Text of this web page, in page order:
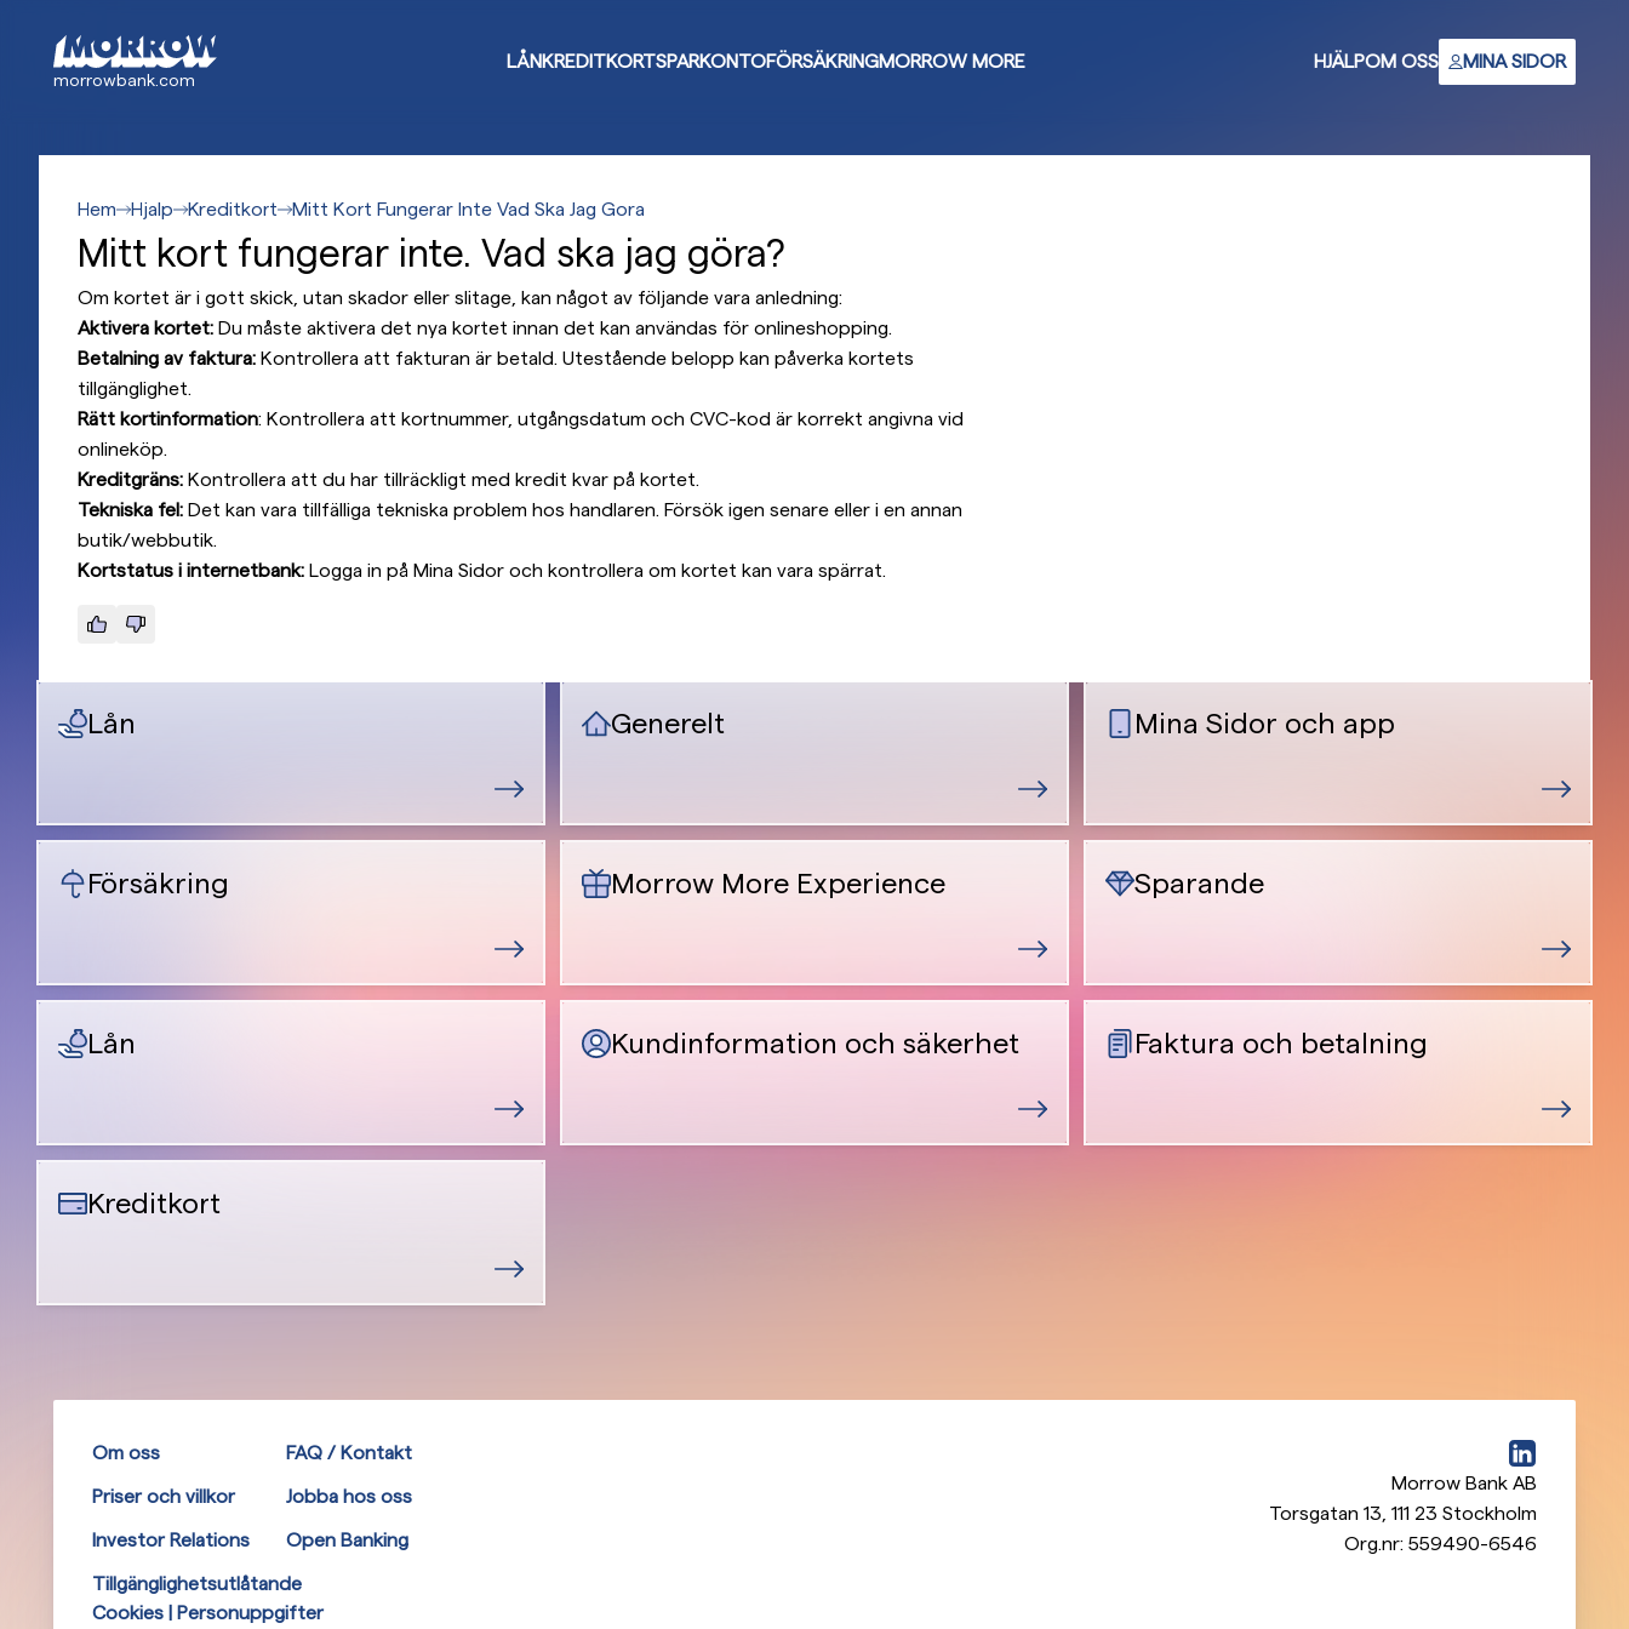
huvudinnehåll
morrowbank.com
LÅNKREDITKORTSPARKONTOFÖRSÄKRINGMORROW MORE HJÄLPOM OSS MINA SIDOR
Hem Hjalp Kreditkort Mitt Kort Fungerar Inte Vad Ska Jag Gora
Mitt kort fungerar inte. Vad ska jag göra?
Om kortet är i gott skick, utan skador eller slitage, kan något av följande vara anledning:
Aktivera kortet: Du måste aktivera det nya kortet innan det kan användas för onlineshopping.
Betalning av faktura: Kontrollera att fakturan är betald. Utestående belopp kan påverka kortets
tillgänglighet.
Rätt kortinformation: Kontrollera att kortnummer, utgångsdatum och CVC-kod är korrekt angivna vid
onlineköp.
Kreditgräns: Kontrollera att du har tillräckligt med kredit kvar på kortet.
Tekniska fel: Det kan vara tillfälliga tekniska problem hos handlaren. Försök igen senare eller i en annan
butik/webbutik.
Kortstatus i internetbank: Logga in på Mina Sidor och kontrollera om kortet kan vara spärrat.
Lån Generelt Mina Sidor och app
Försäkring Morrow More Experience Sparande
Lån Kundinformation och säkerhet Faktura och betalning
Kreditkort
Om oss FAQ / Kontakt
Priser och villkor Jobba hos oss
Investor Relations Open Banking
Tillgänglighetsutlåtande
Cookies | Personuppgifter
Morrow Bank AB
Torsgatan 13 111 23 Stockholm
Org.nr: 559490-6546